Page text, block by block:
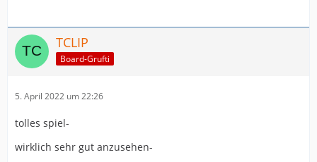
TCLIP
Board-Grufti
5. April 2022 um 22:26
tolles spiel-
wirklich sehr gut anzusehen-